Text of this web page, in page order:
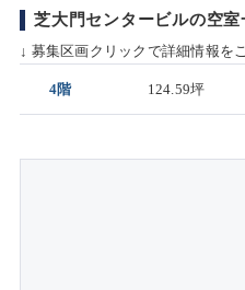
芝大門センタービルの空室
↓ 募集区画クリックで詳細情報を
4階 124.59坪